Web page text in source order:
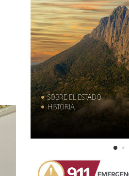
SOBRE EL ESTADO
HISTORIA